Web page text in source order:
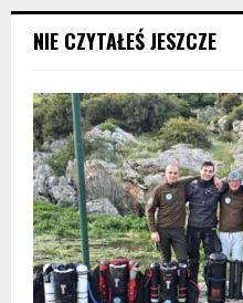
NIE CZYTAŁEŚ JESZCZE